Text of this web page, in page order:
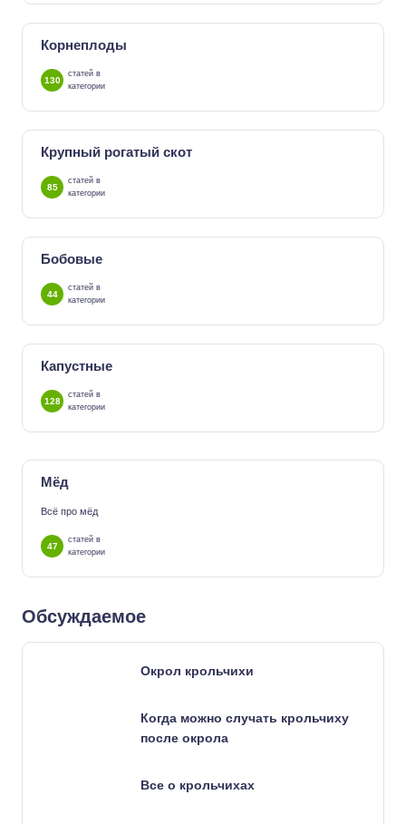
Корнеплоды
130
статей в
категории
Крупный рогатый скот
85
статей в
категории
Бобовые
44
статей в
категории
Капустные
128
статей в
категории
Мёд
Всё про мёд
47
статей в
категории
Обсуждаемое
Окрол крольчихи
Когда можно случать крольчиху
после окрола
Все о крольчихах